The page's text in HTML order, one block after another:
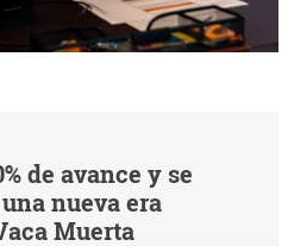
de avance y se
nueva era
Muerta